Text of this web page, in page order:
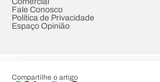
Compartilhe o artigo
Fale Conosco
Política de Privacidade
Espaço Opinião